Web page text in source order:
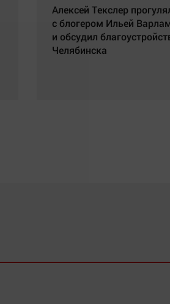
Алексей Текслер
с блогером Ильей
и обсудил
Челябинска